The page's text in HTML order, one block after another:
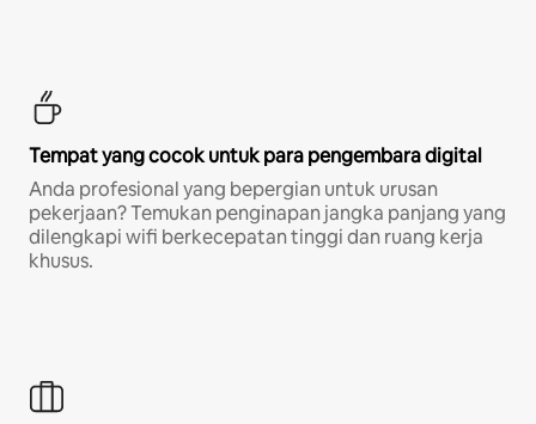
Tempat yang cocok untuk para pengembara digital
Anda profesional yang bepergian untuk urusan
pekerjaan? Temukan penginapan jangka panjang yang
dilengkapi wifi berkecepatan tinggi dan ruang kerja
khusus.